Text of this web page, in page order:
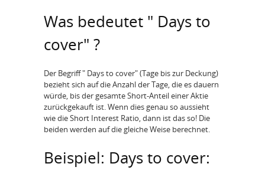
Was bedeutet " Days to
cover" ?
Der Begriff " Days to cover" (Tage bis zur Deckung)
bezieht sich auf die Anzahl der Tage, die es dauern
würde, bis der gesamte Short-Anteil einer Aktie
zurückgekauft ist. Wenn dies genau so aussieht
wie die Short Interest Ratio, dann ist das so! Die
beiden werden auf die gleiche Weise berechnet.
Beispiel: Days to cover: